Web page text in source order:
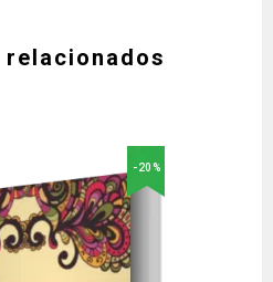
-20%